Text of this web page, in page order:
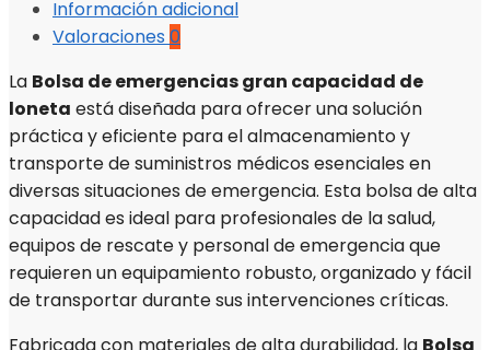
Información adicional
Valoraciones 0
La Bolsa de emergencias gran capacidad de
loneta está diseñada para ofrecer una solución
práctica y eficiente para el almacenamiento y
transporte de suministros médicos esenciales en
diversas situaciones de emergencia. Esta bolsa de alta
capacidad es ideal para profesionales de la salud,
equipos de rescate y personal de emergencia que
requieren un equipamiento robusto, organizado y fácil
de transportar durante sus intervenciones críticas.